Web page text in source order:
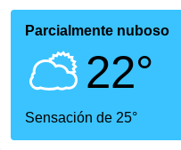
por
se
calidad.
a este
las
Parcialmente nuboso
22°
Sensación de 25°